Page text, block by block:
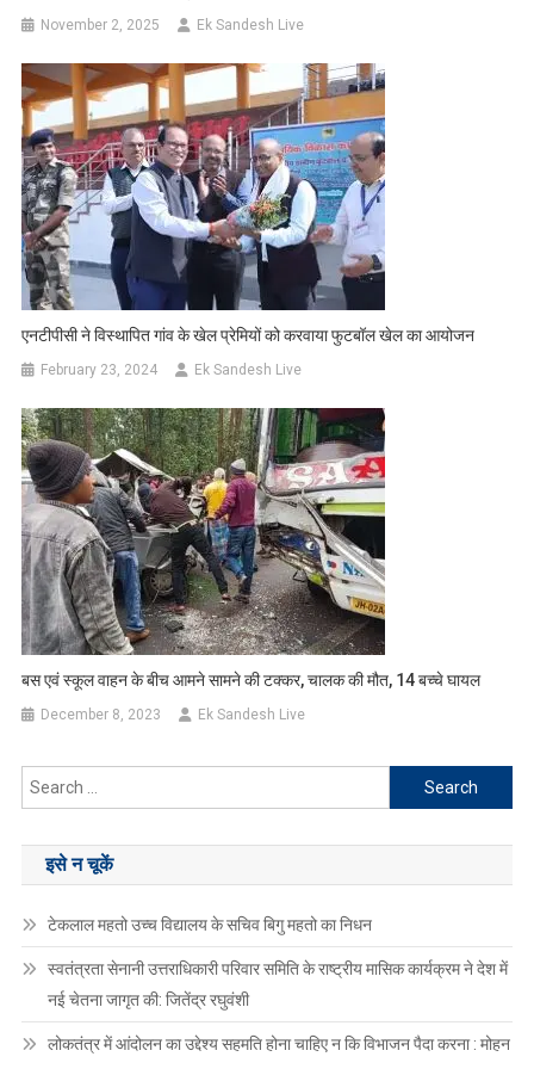
November 2, 2025 Ek Sandesh Live
एनटीपीसी ने विस्थापित गांव के खेल प्रेमियों को करवाया फुटबॉल खेल का आयोजन
February 23, 2024 Ek Sandesh Live
बस एवं स्कूल वाहन के बीच आमने सामने की टक्कर, चालक की मौत, 14 बच्चे घायल
December 8, 2023 Ek Sandesh Live
Search
for:
इसे न चूकें
टेकलाल महतो उच्च विद्यालय के सचिव बिगु महतो का निधन
स्वतंत्रता सेनानी उत्तराधिकारी परिवार समिति के राष्ट्रीय मासिक कार्यक्रम ने देश में
नई चेतना जागृत की: जितेंद्र रघुवंशी
लोकतंत्र में आंदोलन का उद्देश्य सहमति होना चाहिए न कि विभाजन पैदा करना : मोहन